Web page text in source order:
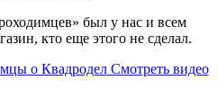
был у нас и всем
кто еще этого не сделал.
Смотреть видео